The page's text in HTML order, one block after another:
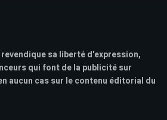
sa liberté d'expression,
qui font de la publicité sur
aucun cas sur le contenu éditorial du